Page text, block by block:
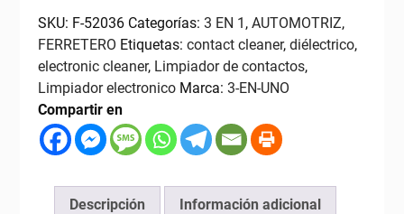
8onz
3-
EN-
UNO
cantidad
SKU: F-52036 Categorías: 3 EN 1 , AUTOMOTRIZ,
FERRETERO Etiquetas: contact cleaner, diélectrico,
electronic cleaner, Limpiador de contactos,
Limpiador electronico Marca: 3-EN-UNO
Compartir en
Descripción Información adicional